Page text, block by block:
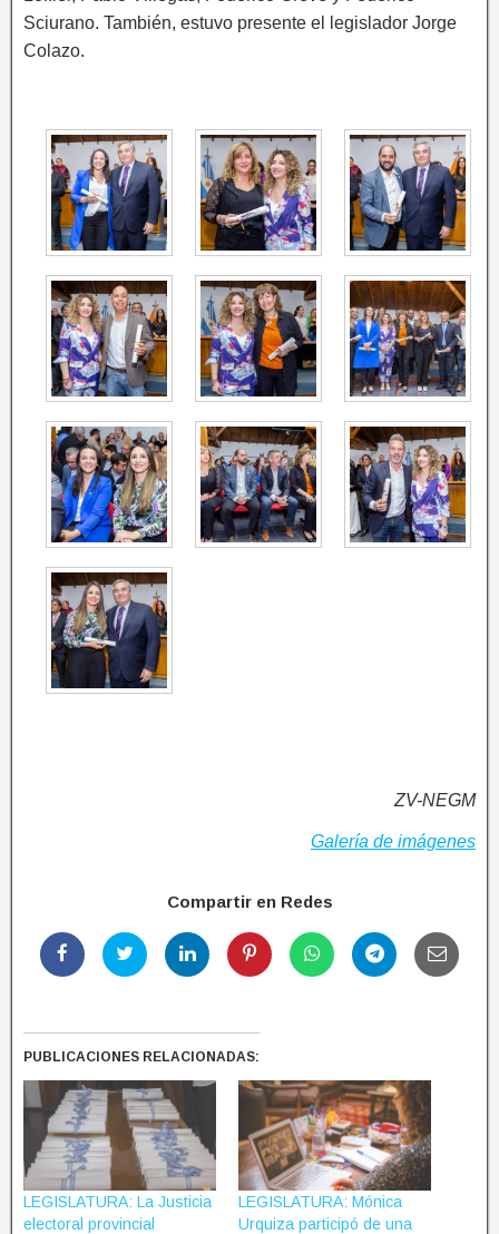
Sciurano. También, estuvo presente el legislador Jorge
Colazo.
ZV-NEGM
Galería de imágenes
Compartir en Redes
PUBLICACIONES RELACIONADAS:
LEGISLATURA: La Justicia
electoral provincial
LEGISLATURA: Mónica
Urquiza participó de una